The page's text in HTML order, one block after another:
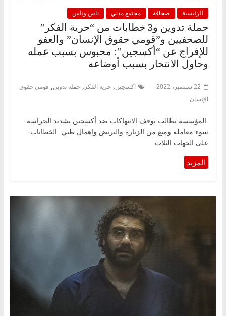
الرئيسية صحافة مجتمع مدني ناس وناس
حملة تدوين و3 خطابات من “حرية الفكر”
للصحفيين و”قومي حقوق الإنسان” والعفو
للإفراج عن “أكسجين”: محبوس بسبب عمله
وحاول الانتحار بسبب أوضاعه
22 سبتمبر، 2022 أكسجين, حرية الفكر , حملة تدوين, قومي حقوق
الإنسان
المؤسسة تطالب بوقف الانتهاكات ضد أكسجين بشديد الحراسة:
سوء معاملة ومنع من الزيارة والتريض وإهمال طبي ‏الخطابات:
على الجهات الثلاث